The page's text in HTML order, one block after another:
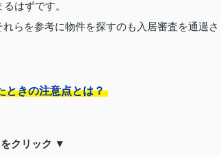
はずです。
らを参考に物件を探すのも入居審査を通過さ
ときの注意点とは？
クリック ▼